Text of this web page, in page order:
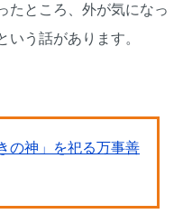
たところ、外が気になっ
いう話があります。
の神」を祀る万事善